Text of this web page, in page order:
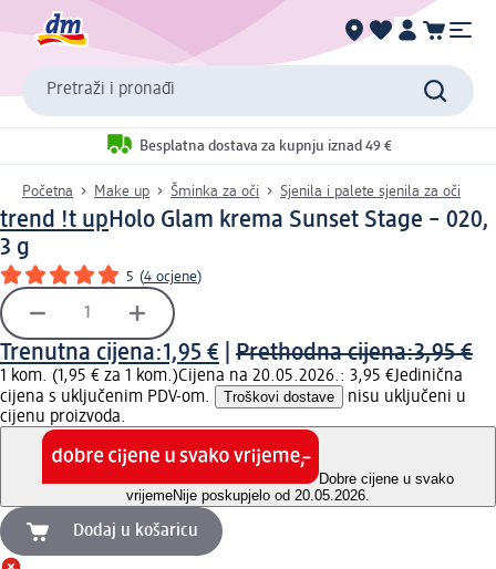
Pretraži i pronađi
Besplatna dostava za kupnju iznad 49 €
Početna Make up Šminka za oči Sjenila i palete sjenila za oči
trend !t up Holo Glam krema Sunset Stage – 020,
3 g
5 (4 ocjene)
Trenutna cijena:1,95 € Prethodna cijena:3,95 €
1 kom. (1,95 € za 1 kom.)Cijena na 20.05.2026.: 3,95 €Jedinična
cijena s uključenim PDV-om.
Troškovi dostave
nisu uključeni u
cijenu proizvoda.
Dobre cijene u svako
vrijemeNije poskupjelo od 20.05.2026.
Dodaj u košaricu